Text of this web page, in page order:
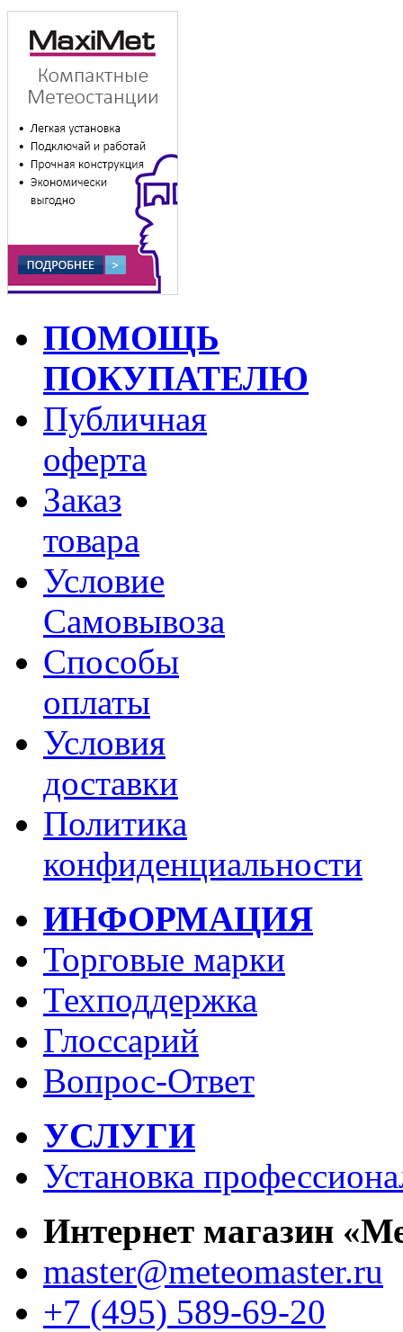
ПОМОЩЬ
ПОКУПАТЕЛЮ
Публичная
оферта
Заказ
товара
Условие
Самовывоза
Способы
оплаты
Условия
доставки
Политика
конфиденциальности
ИНФОРМАЦИЯ
Торговые марки
Техподдержка
Глоссарий
Вопрос-Ответ
УСЛУГИ
Установка
Интернет магазин
master@meteomaster.ru
+7 (495) 589-69-20